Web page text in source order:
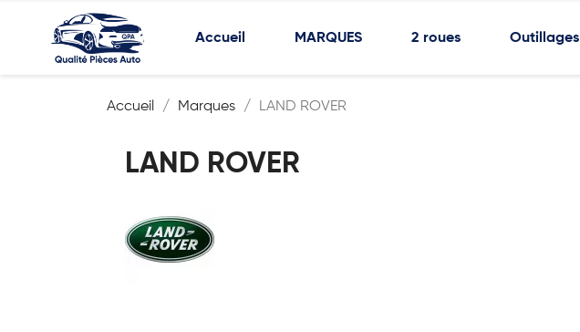
Accueil MARQUES 2 roues Outillages
Accueil Marques LAND ROVER
LAND ROVER